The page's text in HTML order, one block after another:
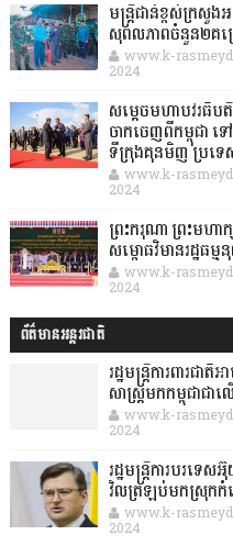
មន្ត្រីជាន់ខ្ពស់ក្រសួង
សុពលភាពចំនួន២គម្
www.k-
2024
សម្តេចមហាបវរធិ
ចាកចេញពីកម្ពុជា
ទីក្រុងគុនមិញ ប្រទ
www.k-
2024
ព្រះករុណា ព្រះមហាក្
សម្ពោធវិមានរដ្ឋធម្មនុ
www.k-
2024
ព័ត៌មានអន្តរជាតិ
រដ្ឋមន្រ្តីការពារជា
សាស្រ្តមកកម្ពុជាជាល
www.k-
2024
រដ្ឋមន្ត្រីការបរទេ
វិលត្រឡប់មកស្រុក
www.k-
2024